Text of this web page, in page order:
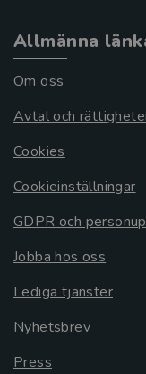
Allmänna
Om oss
Avtal och
Cookies
Cookieinställningar
GDPR och
Jobba hos oss
Lediga tjänster
Nyhetsbrev
Press